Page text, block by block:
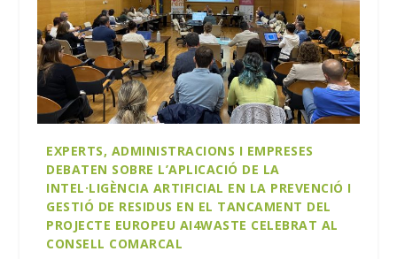
EXPERTS, ADMINISTRACIONS I EMPRESES
DEBATEN SOBRE L’APLICACIÓ DE LA
INTEL·LIGÈNCIA ARTIFICIAL EN LA PREVENCIÓ I
GESTIÓ DE RESIDUS EN EL TANCAMENT DEL
PROJECTE EUROPEU AI4WASTE CELEBRAT AL
CONSELL COMARCAL